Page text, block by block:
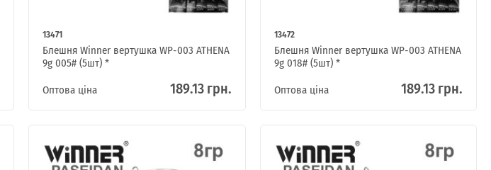
13471
Блешня Winner вертушка WP-003 ATHENA
9g 005# (5шт) *
Оптова ціна
189.13 грн.
13472
Блешня Winner вертушка WP-003 ATHENA
9g 018# (5шт) *
Оптова ціна
189.13 грн.